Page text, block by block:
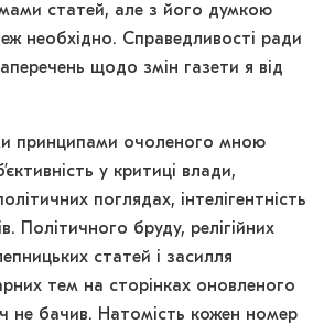
статей, але з його думкою
необхідно. Справедливості ради
щодо змін газети я від
принципами очоленого мною
у критиці влади,
поглядах, інтелігентність
Політичного бруду, релігійних
статей і засилля
тем на сторінках оновленого
не бачив. Натомість кожен номер